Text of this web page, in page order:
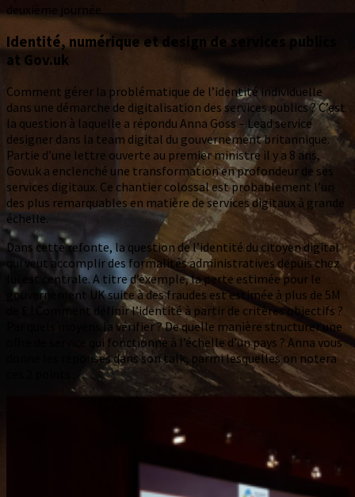
deuxième journée.
Identité, numérique et design de services publics
at Gov.uk
Comment gérer la problématique de l’identité individuelle
dans une démarche de digitalisation des services publics ? C’est
la question à laquelle a répondu Anna Goss – Lead service
designer dans la team digital du gouvernement britannique.
Partie d’une lettre ouverte au premier ministre il y a 8 ans,
Gov.uk a enclenché une transformation en profondeur de ses
services digitaux. Ce chantier colossal est probablement l’un
des plus remarquables en matière de services digitaux à grande
échelle.
Dans cette refonte, la question de l’identité du citoyen digital
qui veut accomplir des formalités administratives depuis chez
lui est centrale. A titre d’exemple, la perte estimée pour le
gouvernement UK suite à des fraudes est estimée à plus de 5M
de £ ! Comment définir l’identité à partir de critères objectifs ?
Par quels moyens la vérifier ? De quelle manière structurer une
offre de service qui fonctionne à l’échelle d’un pays ? Anna vous
donne les réponses dans son talk, parmi lesquelles on notera